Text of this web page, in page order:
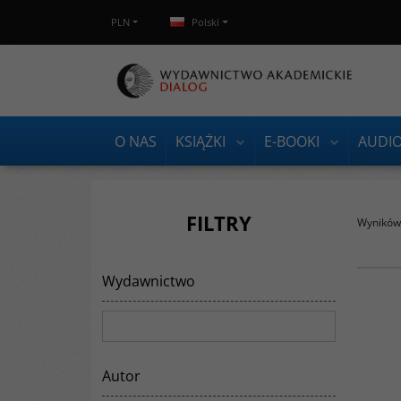
PLN Polski
O NAS KSIĄŻKI E-BOOKI
Język czuwaski należy do grupy tureckiej
panowania Hunów w Europie odegrał
decydująca rolę w kształtowaniu się języka
FILTRY
Wydawnictwo
Autor